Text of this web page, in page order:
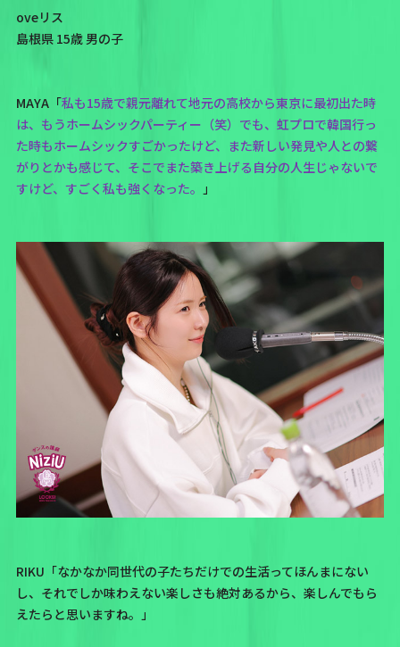
oveリス
島根県 15歳 男の子
MAYA「私も15歳で親元離れて地元の高校から東京に最初出た時
は、もうホームシックパーティー（笑）でも、虹プロで韓国行っ
た時もホームシックすごかったけど、また新しい発見や人との繋
がりとかも感じて、そこでまた築き上げる自分の人生じゃないで
すけど、すごく私も強くなった。 」
RIKU「なかなか同世代の子たちだけでの生活ってほんまにない
し、それでしか味わえない楽しさも絶対あるから、楽しんでもら
えたらと思いますね。」